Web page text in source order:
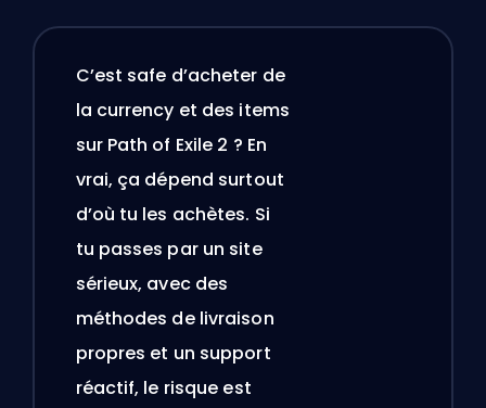
C’est safe d’acheter de
la currency et des items
sur Path of Exile 2 ? En
vrai, ça dépend surtout
d’où tu les achètes. Si
tu passes par un site
sérieux, avec des
méthodes de livraison
propres et un support
réactif, le risque est